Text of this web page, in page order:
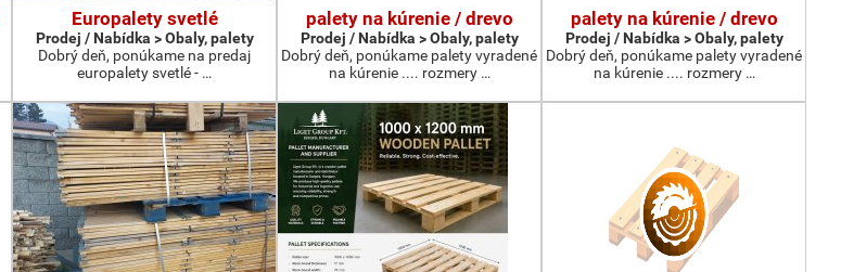
Europalety svetlé
Prodej / Nabídka > Obaly, palety
Dobrý deň, ponúkame na predaj
europalety svetlé - …
palety na kúrenie / drevo
Prodej / Nabídka > Obaly, palety
Dobrý deň, ponúkame palety vyradené
na kúrenie .... rozmery …
palety na kúrenie / drevo
Prodej / Nabídka > Obaly, palety
Dobrý deň, ponúkame palety vyradené
na kúrenie .... rozmery …